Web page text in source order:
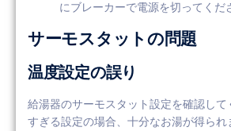
にブレーカーで電源を切ってくだ
サーモスタットの問題
温度設定の誤り
給湯器のサーモスタット設定を確認し
すぎる設定の場合、十分なお湯が得られ